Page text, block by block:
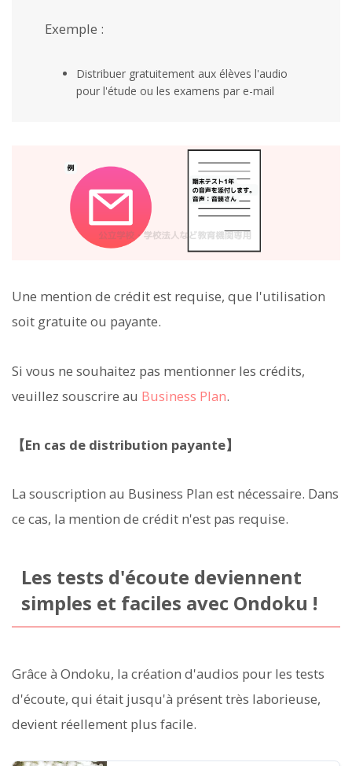
Exemple :
Distribuer gratuitement aux élèves l'audio
pour l'étude ou les examens par e-mail
Une mention de crédit est requise, que l'utilisation
soit gratuite ou payante.
Si vous ne souhaitez pas mentionner les crédits,
veuillez souscrire au Business Plan.
【En cas de distribution payante】
La souscription au Business Plan est nécessaire. Dans
ce cas, la mention de crédit n'est pas requise.
Les tests d'écoute deviennent
simples et faciles avec Ondoku !
Grâce à Ondoku, la création d'audios pour les tests
d'écoute, qui était jusqu'à présent très laborieuse,
devient réellement plus facile.